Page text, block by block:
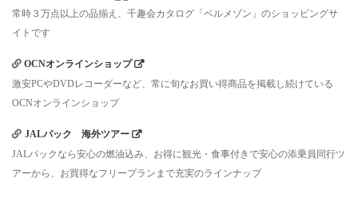
常時３万点以上の品揃え、千趣会カタログ「ベルメゾン」のショッピングサ
イトです
OCNオンラインショップ
激安PCやDVDレコーダーなど、常に旬なお買い得商品を掲載し続けている
OCNオンラインショップ
JALパック 海外ツアー
JALパックなら安心の燃油込み、お得に観光・食事付きで安心の添乗員同行ツ
アーから、お買得なフリープランまで充実のラインナップ